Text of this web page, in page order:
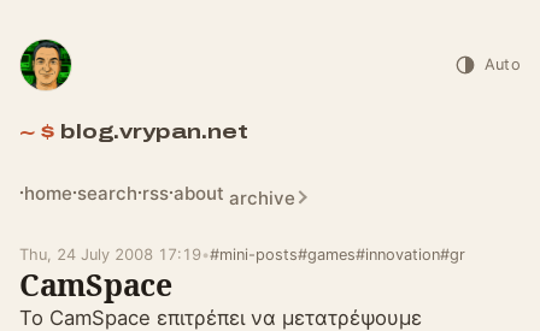
blog.vrypan.net
home search rss about archive
Auto
Thu, 24 July 2008 17:19•#mini-posts#games#innovation#gr
CamSpace
Το CamSpace επιτρέπει να μετατρέψουμε